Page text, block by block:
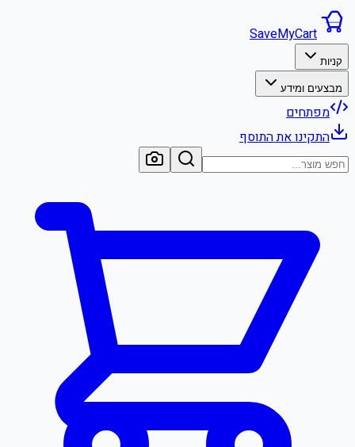
SaveMyCart
קניות
מבצעים ומידע
מפתחים
התקינו את התוסף